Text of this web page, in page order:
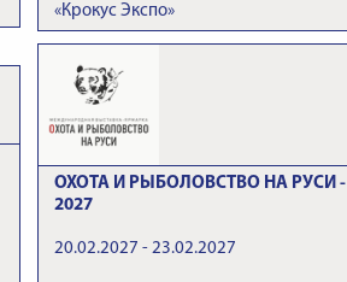
«Крокус Экспо»
ОХОТА И РЫБОЛОВСТВО НА РУСИ -
2027
20.02.2027 - 23.02.2027